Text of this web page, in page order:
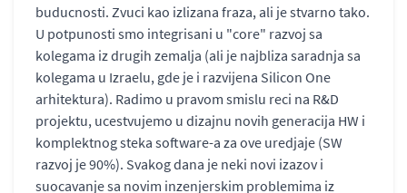
buducnosti. Zvuci kao izlizana fraza, ali je stvarno tako.
U potpunosti smo integrisani u "core" razvoj sa
kolegama iz drugih zemalja (ali je najbliza saradnja sa
kolegama u Izraelu, gde je i razvijena Silicon One
arhitektura). Radimo u pravom smislu reci na R&D
projektu, ucestvujemo u dizajnu novih generacija HW i
komplektnog steka software-a za ove uredjaje (SW
razvoj je 90%). Svakog dana je neki novi izazov i
suocavanje sa novim inzenjerskim problemima iz